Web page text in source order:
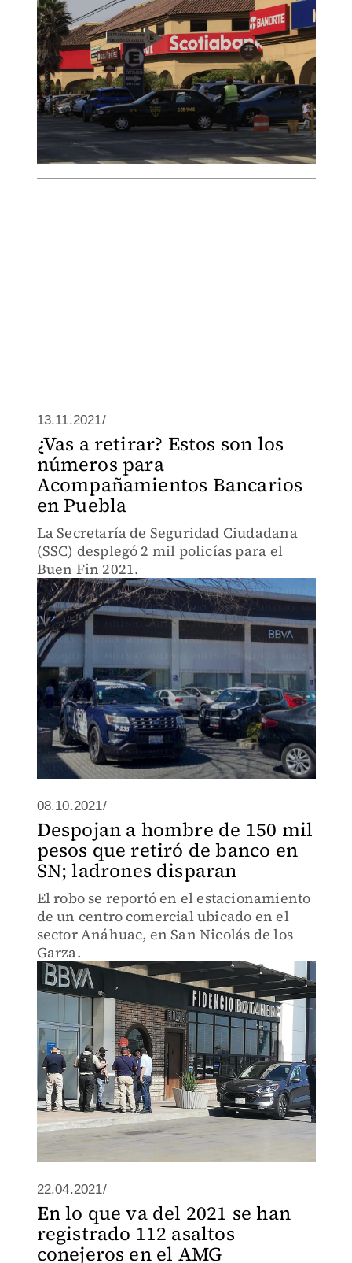
13.11.2021/
¿Vas a retirar? Estos son los
números para
Acompañamientos Bancarios
en Puebla
La Secretaría de Seguridad Ciudadana
(SSC) desplegó 2 mil policías para el
Buen Fin 2021.
08.10.2021/
Despojan a hombre de 150 mil
pesos que retiró de banco en
SN; ladrones disparan
El robo se reportó en el estacionamiento
de un centro comercial ubicado en el
sector Anáhuac, en San Nicolás de los
Garza.
22.04.2021/
En lo que va del 2021 se han
registrado 112 asaltos
conejeros en el AMG